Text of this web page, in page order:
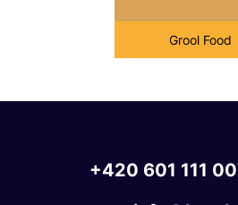
Grool Food
+420 601 111